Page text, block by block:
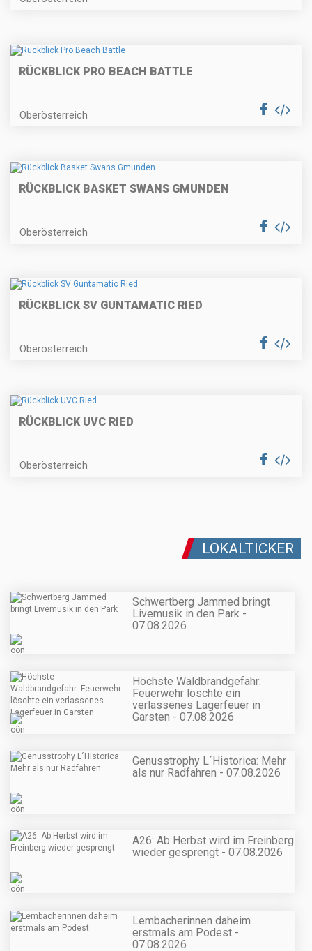
RÜCKBLICK PRO BEACH BATTLE
Oberösterreich
RÜCKBLICK BASKET SWANS GMUNDEN
Oberösterreich
RÜCKBLICK SV GUNTAMATIC RIED
Oberösterreich
RÜCKBLICK UVC RIED
Oberösterreich
LOKALTICKER
Schwertberg Jammed bringt
Livemusik in den Park -
07.08.2026
Höchste Waldbrandgefahr:
Feuerwehr löschte ein
verlassenes Lagerfeuer in
Garsten - 07.08.2026
Genusstrophy L´Historica: Mehr
als nur Radfahren - 07.08.2026
A26: Ab Herbst wird im Freinberg
wieder gesprengt - 07.08.2026
Lembacherinnen daheim
erstmals am Podest -
07.08.2026